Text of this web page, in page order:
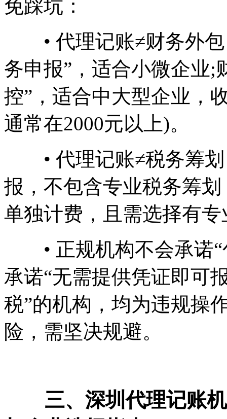
免踩坑：
• 代理记账≠财务外包
务申报”，适合小微企业;
控”，适合中大型企业，
通常在2000元以上)。
• 代理记账≠税务筹划
报，不包含专业税务筹
单独计费，且需选择有
• 正规机构不会承诺“
承诺“无需提供凭证即可
税”的机构，均为违规操
险，需坚决规避。
三、深圳代理记账机